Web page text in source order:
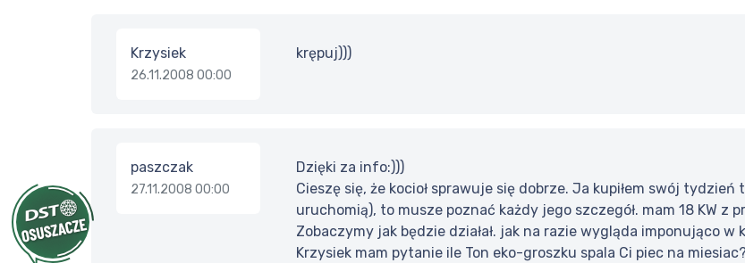
Krzysiek
26.11.2008 00:00
krępuj)))
paszczak
27.11.2008 00:00
Dzięki za info:)))
Cieszę się, że kocioł sprawuje się dobrze. Ja kupiłem swój
uruchomią), to musze poznać każdy jego szczegół. mam 18 KW z
Zobaczymy jak będzie działał. jak na razie wygląda imponująco w
Krzysiek mam pytanie ile Ton eko-groszku spala Ci piec na